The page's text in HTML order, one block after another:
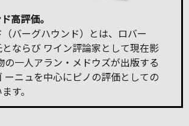
高評価。
バーグハウンド）とは、ロバー
とならび ワイン評論家として現在影
の一人アラン・メドウズが出版する
ーニュを中心にピノの評価としての
す。